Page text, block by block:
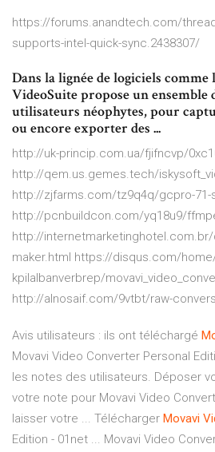
https://forums.anandtech.com/
supports-intel-quick-sync.2438307/
Dans la lignée de logiciels comme
VideoSuite propose un ensemble
utilisateurs néophytes, pour
ou encore exporter des ...
http://uk-princip.com.ua/fjifncvp/
http://qem.us.gemes.tech/
http://zjfarms.com/tz9q4q/gcpro-71-
http://pcnbuildcon.com/yq18u9/
http://
maker.html https://disqus.com/
kpilalbanverbrep/
http://alnosaif.com/9vtbt/raw-
Avis utilisateurs : ils ont téléchargé
Movavi Video Converter Personal
les notes des utilisateurs. Déposer
votre note pour Movavi Video
laisser votre ... Télécharger Movavi
Edition - 01net ... Movavi Video